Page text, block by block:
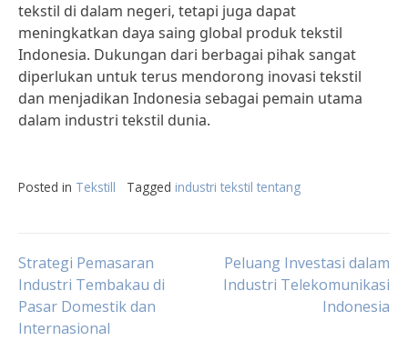
tekstil di dalam negeri, tetapi juga dapat
meningkatkan daya saing global produk tekstil
Indonesia. Dukungan dari berbagai pihak sangat
diperlukan untuk terus mendorong inovasi tekstil
dan menjadikan Indonesia sebagai pemain utama
dalam industri tekstil dunia.
Posted in Tekstill Tagged industri tekstil tentang
Post
navigation
Strategi Pemasaran
Industri Tembakau di
Pasar Domestik dan
Internasional
Peluang Investasi dalam
Industri Telekomunikasi
Indonesia